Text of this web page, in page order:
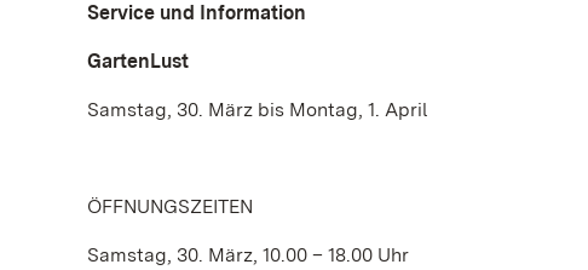
Service und Information
GartenLust
Samstag, 30. März bis Montag, 1. April
ÖFFNUNGSZEITEN
Samstag, 30. März, 10.00 – 18.00 Uhr